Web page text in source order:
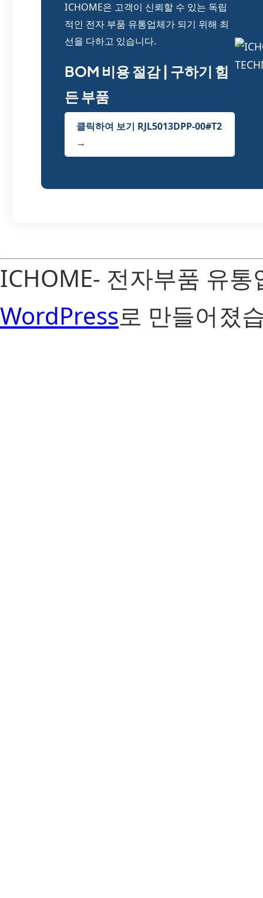
ICHOME은 고객이 신뢰할 수 있는 독립
적인 전자 부품 유통업체가 되기 위해 최
선을 다하고 있습니다.
BOM 비용 절감 | 구하기 힘
든 부품
클릭하여 보기 RJL5013DPP-00#T2
→
ICHOME- 전자부품 유
WordPress로 만들어졌